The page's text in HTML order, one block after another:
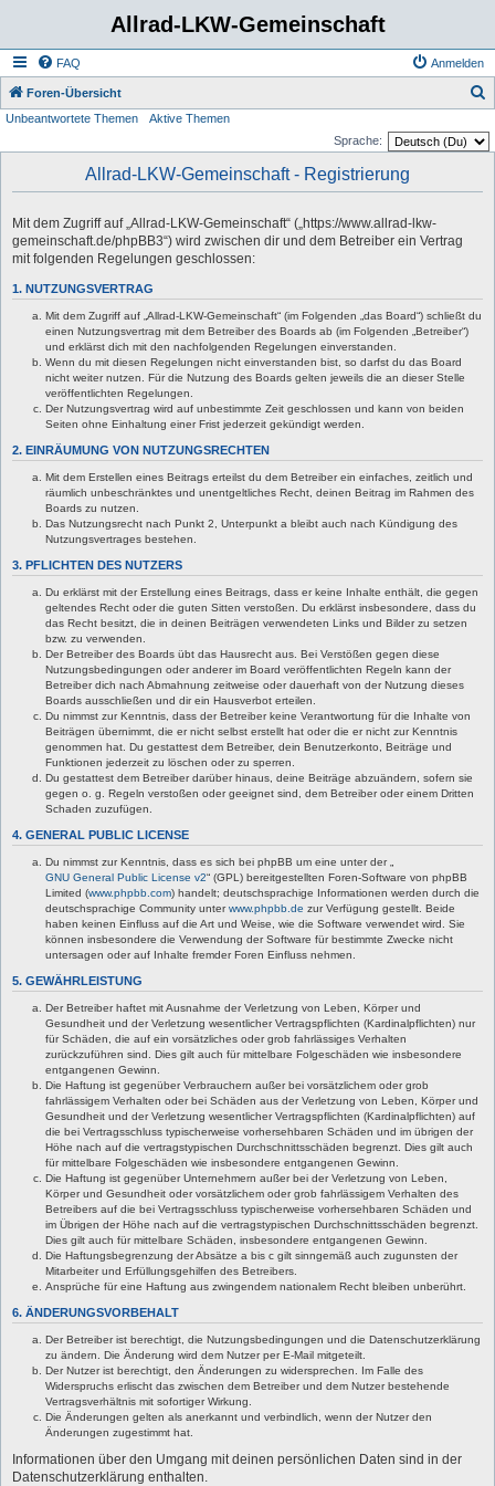
Allrad-LKW-Gemeinschaft
FAQ Anmelden
Foren-Übersicht
Unbeantwortete Themen
Aktive Themen
Sprache:
Allrad-LKW-Gemeinschaft - Registrierung
Mit dem Zugriff auf „Allrad-LKW-Gemeinschaft“ („https://www.allrad-lkw-
gemeinschaft.de/phpBB3“) wird zwischen dir und dem Betreiber ein Vertrag
mit folgenden Regelungen geschlossen:
1. NUTZUNGSVERTRAG
Mit dem Zugriff auf „Allrad-LKW-Gemeinschaft“ (im Folgenden „das Board“) schließt du
einen Nutzungsvertrag mit dem Betreiber des Boards ab (im Folgenden „Betreiber“)
und erklärst dich mit den nachfolgenden Regelungen einverstanden.
Wenn du mit diesen Regelungen nicht einverstanden bist, so darfst du das Board
nicht weiter nutzen. Für die Nutzung des Boards gelten jeweils die an dieser Stelle
veröffentlichten Regelungen.
Der Nutzungsvertrag wird auf unbestimmte Zeit geschlossen und kann von beiden
Seiten ohne Einhaltung einer Frist jederzeit gekündigt werden.
2. EINRÄUMUNG VON NUTZUNGSRECHTEN
Mit dem Erstellen eines Beitrags erteilst du dem Betreiber ein einfaches, zeitlich und
räumlich unbeschränktes und unentgeltliches Recht, deinen Beitrag im Rahmen des
Boards zu nutzen.
Das Nutzungsrecht nach Punkt 2, Unterpunkt a bleibt auch nach Kündigung des
Nutzungsvertrages bestehen.
3. PFLICHTEN DES NUTZERS
Du erklärst mit der Erstellung eines Beitrags, dass er keine Inhalte enthält, die gegen
geltendes Recht oder die guten Sitten verstoßen. Du erklärst insbesondere, dass du
das Recht besitzt, die in deinen Beiträgen verwendeten Links und Bilder zu setzen
bzw. zu verwenden.
Der Betreiber des Boards übt das Hausrecht aus. Bei Verstößen gegen diese
Nutzungsbedingungen oder anderer im Board veröffentlichten Regeln kann der
Betreiber dich nach Abmahnung zeitweise oder dauerhaft von der Nutzung dieses
Boards ausschließen und dir ein Hausverbot erteilen.
Du nimmst zur Kenntnis, dass der Betreiber keine Verantwortung für die Inhalte von
Beiträgen übernimmt, die er nicht selbst erstellt hat oder die er nicht zur Kenntnis
genommen hat. Du gestattest dem Betreiber, dein Benutzerkonto, Beiträge und
Funktionen jederzeit zu löschen oder zu sperren.
Du gestattest dem Betreiber darüber hinaus, deine Beiträge abzuändern, sofern sie
gegen o. g. Regeln verstoßen oder geeignet sind, dem Betreiber oder einem Dritten
Schaden zuzufügen.
4. GENERAL PUBLIC LICENSE
Du nimmst zur Kenntnis, dass es sich bei phpBB um eine unter der „
GNU General Public License v2“ (GPL) bereitgestellten Foren-Software von phpBB
Limited (www.phpbb.com) handelt; deutschsprachige Informationen werden durch die
deutschsprachige Community unterwww.phpbb.de zur Verfügung gestellt. Beide
haben keinen Einfluss auf die Art und Weise, wie die Software verwendet wird. Sie
können insbesondere die Verwendung der Software für bestimmte Zwecke nicht
untersagen oder auf Inhalte fremder Foren Einfluss nehmen.
5. GEWÄHRLEISTUNG
Der Betreiber haftet mit Ausnahme der Verletzung von Leben, Körper und
Gesundheit und der Verletzung wesentlicher Vertragspflichten (Kardinalpflichten) nur
für Schäden, die auf ein vorsätzliches oder grob fahrlässiges Verhalten
zurückzuführen sind. Dies gilt auch für mittelbare Folgeschäden wie insbesondere
entgangenen Gewinn.
Die Haftung ist gegenüber Verbrauchern außer bei vorsätzlichem oder grob
fahrlässigem Verhalten oder bei Schäden aus der Verletzung von Leben, Körper und
Gesundheit und der Verletzung wesentlicher Vertragspflichten (Kardinalpflichten) auf
die bei Vertragsschluss typischerweise vorhersehbaren Schäden und im übrigen der
Höhe nach auf die vertragstypischen Durchschnittsschäden begrenzt. Dies gilt auch
für mittelbare Folgeschäden wie insbesondere entgangenen Gewinn.
Die Haftung ist gegenüber Unternehmern außer bei der Verletzung von Leben,
Körper und Gesundheit oder vorsätzlichem oder grob fahrlässigem Verhalten des
Betreibers auf die bei Vertragsschluss typischerweise vorhersehbaren Schäden und
im Übrigen der Höhe nach auf die vertragstypischen Durchschnittsschäden begrenzt.
Dies gilt auch für mittelbare Schäden, insbesondere entgangenen Gewinn.
Die Haftungsbegrenzung der Absätze a bis c gilt sinngemäß auch zugunsten der
Mitarbeiter und Erfüllungsgehilfen des Betreibers.
Ansprüche für eine Haftung aus zwingendem nationalem Recht bleiben unberührt.
6. ÄNDERUNGSVORBEHALT
Der Betreiber ist berechtigt, die Nutzungsbedingungen und die Datenschutzerklärung
zu ändern. Die Änderung wird dem Nutzer per E-Mail mitgeteilt.
Der Nutzer ist berechtigt, den Änderungen zu widersprechen. Im Falle des
Widerspruchs erlischt das zwischen dem Betreiber und dem Nutzer bestehende
Vertragsverhältnis mit sofortiger Wirkung.
Die Änderungen gelten als anerkannt und verbindlich, wenn der Nutzer den
Änderungen zugestimmt hat.
Informationen über den Umgang mit deinen persönlichen Daten sind in der
Datenschutzerklärung enthalten.